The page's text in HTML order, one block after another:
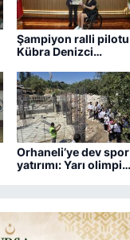
Şampiyon ralli pilotu
Kübra Denizci
Aydın’a ziyaret
Orhaneli’ye dev spor
yatırımı: Yarı olimpik